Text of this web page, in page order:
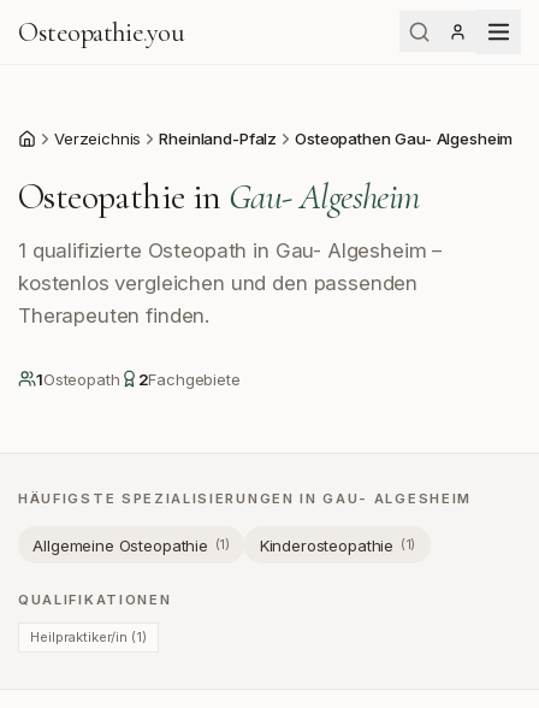
Osteopathie.you
Start Verzeichnis Rheinland-Pfalz Osteopathen Gau- Algesheim
Osteopathie in Gau- Algesheim
1 qualifizierte Osteopath in Gau- Algesheim –
kostenlos vergleichen und den passenden
Therapeuten finden.
1Osteopath 2Fachgebiete
HÄUFIGSTE SPEZIALISIERUNGEN INGAU- ALGESHEIM
Allgemeine Osteopathie (1) Kinderosteopathie (1)
QUALIFIKATIONEN
Heilpraktiker/in (1)